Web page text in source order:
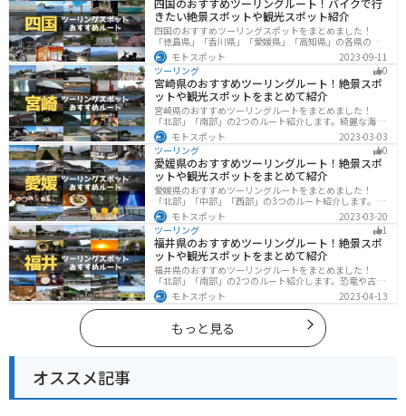
四国のおすすめツーリングルート！バイクで行
きたい絶景スポットや観光スポット紹介
四国のおすすめツーリングスポットをまとめました！
「徳島県」「香川県」「愛媛県」「高知県」の各県の観
光地紹介します。自然豊かな山々や湖、温泉地が点在
し、四季折々の景色を楽しめるスポットが多数ありま
す。バイクで四国にツーリングに行く際は参考にしてく
ださい。
モトスポット
2023-09-11
ツーリング
0
宮崎県のおすすめツーリングルート！絶景スポ
ットや観光スポットをまとめて紹介
宮崎県のおすすめツーリングルートをまとめました！
「北部」「南部」の2つのルート紹介します。綺麗な海岸
線が特徴的な海・自然豊かな山・趣のある神社を満喫す
るツーリングができます。バイクで宮崎県にツーリング
に行く際は参考にしてください。
モトスポット
2023-03-03
ツーリング
0
愛媛県のおすすめツーリングルート！絶景スポ
ットや観光スポットをまとめて紹介
愛媛県のおすすめツーリングルートをまとめました！
「北部」「中部」「西部」の3つのルート紹介します。山
や海といった自然だけでなく、気軽に渡れる島もあり
様々な楽しみ方ができます。バイクで愛媛県にツーリン
グに行く際は参考にしてください。
モトスポット
2023-03-20
ツーリング
1
福井県のおすすめツーリングルート！絶景スポ
ットや観光スポットをまとめて紹介
福井県のおすすめツーリングルートをまとめました！
「北部」「南部」の2つのルート紹介します。恐竜や古代
遺跡、温泉地など魅力に溢れるスポットが多数ありま
す。バイクで福井県にツーリングに行く際は参考にして
ください。
モトスポット 2023-04-13
もっと見る
オススメ記事